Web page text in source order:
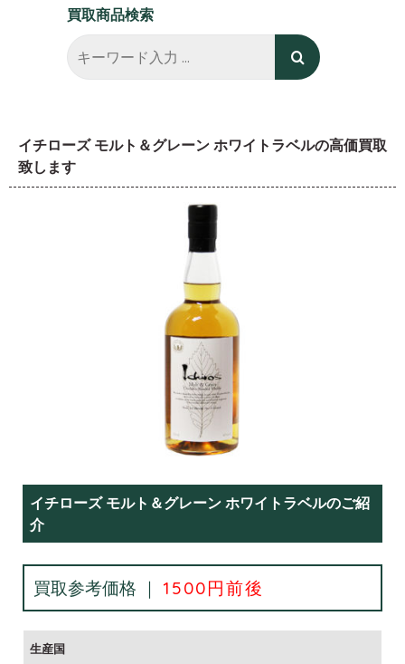
買取商品検索
イチローズ モルト＆グレーン ホワイトラベルの高価買取
致します
イチローズ モルト＆グレーン ホワイトラベルのご紹
介
買取参考価格 ｜ 1500円前後
生産国